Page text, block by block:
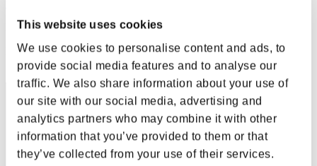
This website uses cookies
We use cookies to personalise content and ads, to
provide social media features and to analyse our
traffic. We also share information about your use of
our site with our social media, advertising and
analytics partners who may combine it with other
information that you’ve provided to them or that
they’ve collected from your use of their services.
Puntos:Lv:20/08'04"64
Posición
12